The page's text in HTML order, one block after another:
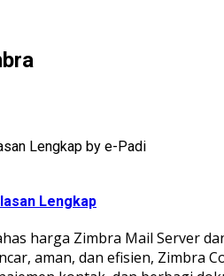
Lengkap
harga Zimbra Mail Server
aman, dan efisien,